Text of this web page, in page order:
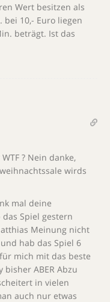
Wert besitzen als
bei 10,- Euro liegen
beträgt. Ist das
? Nein danke,
wirds
mal deine
Spiel gestern
Meinung nicht
hab das Spiel 6
mich mit das beste
ABER Abzu
in vielen
auch nur etwas